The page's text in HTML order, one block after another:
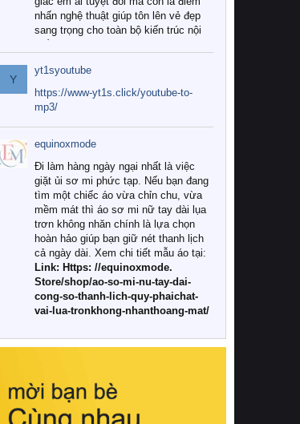
nhấn nghệ thuật giúp tôn lên vẻ đẹp
sang trọng cho toàn bộ kiến trúc nội
Tuy nhiên, giữa thị trường đa dạng
với vô vàn thương hiệu và mẫu mã
như hiện nay, làm thế nào để chọn
được những bộ chăn ga gối đệm cao
cấp thực sự chất lượng, phù hợp với
khí hậu và nhu cầu sử dụng của gia
đình? Hãy cùng chúng tôi đi tìm lời
giải đáp chi tiết qua bài viết dưới đây.
1. Tại sao các gia đình hiện đại lại ưa
chuộng chăn ga gối đệm cao cấp?
Khác với các dòng sản phẩm thông
thường, những bộ chăn ga gối đệm
cao cấp trải qua quy trình sản xuất
nghiêm ngặt từ khâu chọn lọc nguyên
liệu tự nhiên đến công nghệ dệt
nhuộm hiện đại không chứa hóa chất
này, bạn sẽ cảm nhận rõ rệt sự khác
hồi chuẩn xác của phần đệm nâng đỡ
cột sống.
Y
yt1syoutube
https://www-yt1s.click/youtube-to-
mp3/
equinoxmode
Đi làm hàng ngày ngại nhất là việc
giặt ủi sơ mi phức tạp. Nếu bạn đang
tìm một chiếc áo vừa chỉn chu, vừa
mềm mát thì áo sơ mi nữ tay dài lụa
trơn không nhăn chính là lựa chọn
hoàn hảo giúp bạn giữ nét thanh lịch
cả ngày dài. Xem chi tiết mẫu áo tại:
Link: Https: //equinoxmode.
Store/shop/ao-so-mi-nu-tay-dai-
cong-so-thanh-lich-quy-phaichat-
vai-lua-tronkhong-nhanthoang-mat/